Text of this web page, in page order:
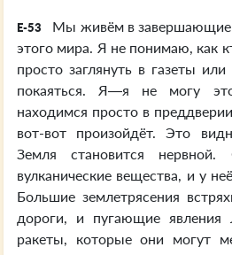
E-53
Мы живём в завершающие
этого мира. Я не понимаю, как
просто заглянуть в газеты
покаяться. Я—я не могу
находимся просто в
вот-вот произойдёт. Это
Земля становится нервной.
вулканические вещества, и у
Большие землетрясения
дороги, и пугающие явления
ракеты, которые они могут